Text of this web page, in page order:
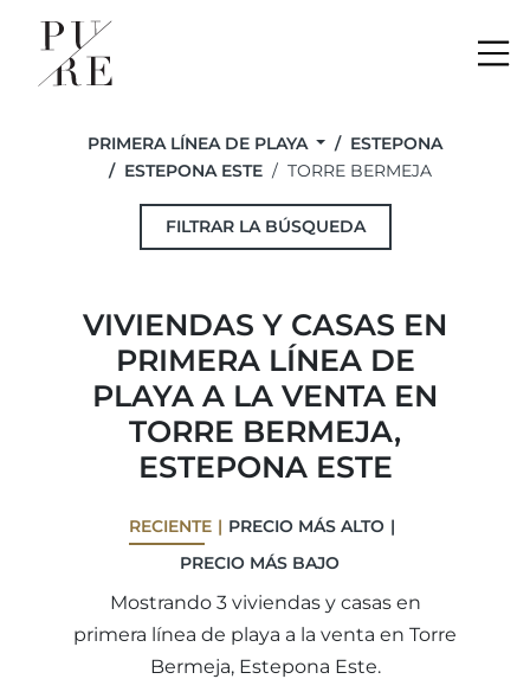
PRIMERA LÍNEA DE PLAYA
ESTEPONA
ESTEPONA ESTE
TORRE BERMEJA
FILTRAR LA BÚSQUEDA
VIVIENDAS Y CASAS EN
PRIMERA LÍNEA DE
PLAYA A LA VENTA EN
TORRE BERMEJA,
ESTEPONA ESTE
RECIENTE
PRECIO MÁS ALTO
PRECIO MÁS BAJO
Mostrando 3 viviendas y casas en
primera línea de playa a la venta en Torre
Bermeja, Estepona Este.